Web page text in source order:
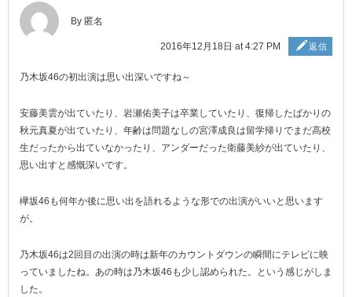
By 匿名
2016年12月18日 at 4:27 PM 返信
乃木坂46の初出演は思い出深いですね～
安藤美雲が出ていたり、岩瀬佑美子は卒業していたり、復帰したばかりの
秋元真夏が出ていたり、年齢は問題なしの宮澤成良は留学帰りでまだ高校
生だったから出ていなかったり、アンダーだった衛藤美紗が出ていたり、
思い出すと感慨深いです。
欅坂46も何年か後に思い出を語れるような形での出演がいいと思います
が。
乃木坂46は2回目の出演の時は新年のカウントダウンの瞬間にテレビに映
っていましたね。あの時は乃木坂46も少し認められた。という感じがしま
した。